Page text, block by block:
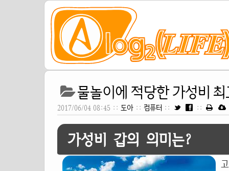
물놀이에 적당한 가성비
2017/06/04 08:45 :: 도아 :: 컴퓨터 :: ::
가성비 갑의 의미는?